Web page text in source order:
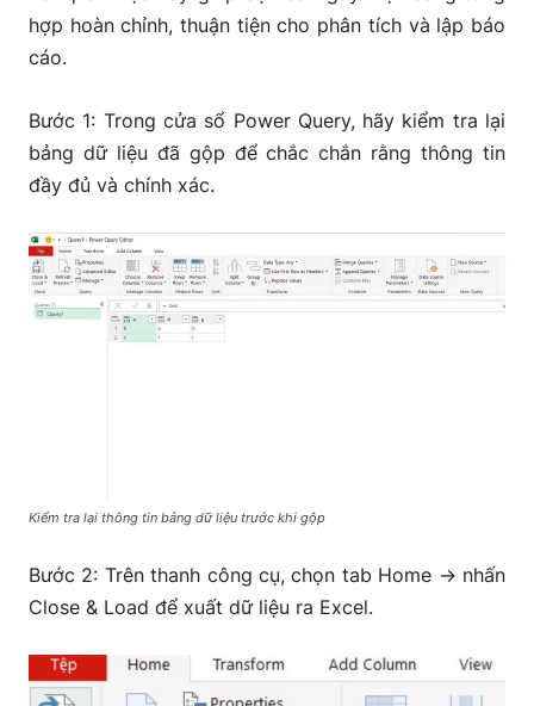
hợp hoàn chỉnh, thuận tiện cho phân tích và lập báo
cáo.
Bước 1: Trong cửa sổ Power Query, hãy kiểm tra lại
bảng dữ liệu đã gộp để chắc chắn rằng thông tin
đầy đủ và chính xác.
Kiểm tra lại thông tin bảng dữ liệu trước khi gộp
Bước 2: Trên thanh công cụ, chọn tab Home → nhấn
Close & Load để xuất dữ liệu ra Excel.